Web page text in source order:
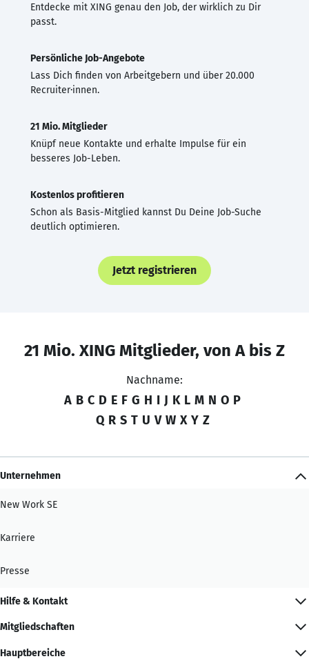
Entdecke mit XING genau den Job, der wirklich zu Dir
passt.
Persönliche Job-Angebote
Lass Dich finden von Arbeitgebern und über 20.000
Recruiter·innen.
21 Mio. Mitglieder
Knüpf neue Kontakte und erhalte Impulse für ein
besseres Job-Leben.
Kostenlos profitieren
Schon als Basis-Mitglied kannst Du Deine Job-Suche
deutlich optimieren.
Jetzt registrieren
21 Mio. XING Mitglieder, von A bis Z
Nachname:
A B C D E F G H I J K L M N O P
Q R S T U V W X Y Z
Unternehmen
New Work SE
Karriere
Presse
Hilfe & Kontakt
Mitgliedschaften
Hauptbereiche